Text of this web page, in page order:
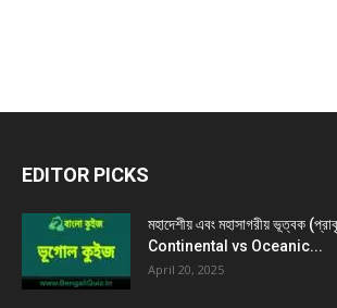
EDITOR PICKS
মহাদেশীয় এবং মহাসাগরীয় ভূত্বক
Continental vs Oceanic...
April 20, 2025